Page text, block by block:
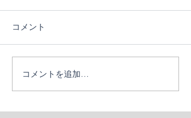
４日目！
コメント
コメントを追加…